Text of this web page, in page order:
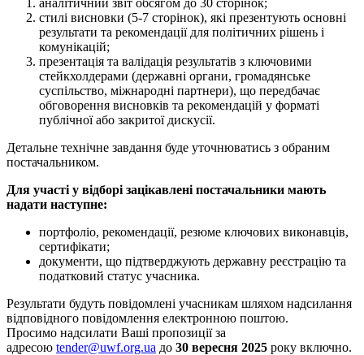
стилі висновки (5-7 сторінок), які презентують основні
результати та рекомендації для політичних рішень і
комунікацій;
презентація та валідація результатів з ключовими
стейкхолдерами (державні органи, громадянське
суспільство, міжнародні партнери), що передбачає
обговорення висновків та рекомендацій у форматі
публічної або закритої дискусії.
Детальне технічне завдання буде уточнюватись з обраним
постачальником.
Для участі у відборі зацікавлені постачальники мають
надати наступне:
портфоліо, рекомендації, резюме ключових виконавців,
сертифікати;
документи, що підтверджують державну реєстрацію та
податковий статус учасника.
Результати будуть повідомлені учасникам шляхом надсилання
відповідного повідомлення електронною поштою.
Просимо надсилати Ваші пропозиції за
адресою tender@uwf.org.ua до 30 вересня 2025 року включно.